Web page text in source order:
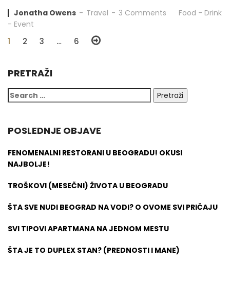
Jonatha Owens
Travel 3 Comments Food - Drink
- Event
1 2 3 … 6
PRETRAŽI
POSLEDNJE OBJAVE
FENOMENALNI RESTORANI U BEOGRADU! OKUSI
NAJBOLJE!
TROŠKOVI (MESEČNI) ŽIVOTA U BEOGRADU
ŠTA SVE NUDI BEOGRAD NA VODI? O OVOME SVI PRIČAJU
SVI TIPOVI APARTMANA NA JEDNOM MESTU
ŠTA JE TO DUPLEX STAN? (PREDNOSTI I MANE)